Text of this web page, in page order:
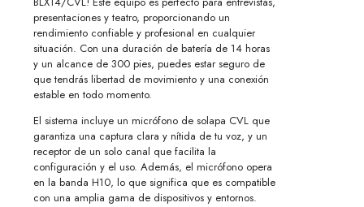
presentaciones y teatro, proporcionando un
rendimiento confiable y profesional en cualquier
situación. Con una duración de batería de 14 horas
y un alcance de 300 pies, puedes estar seguro de
que tendrás libertad de movimiento y una conexión
estable en todo momento.
El sistema incluye un micrófono de solapa CVL que
garantiza una captura clara y nítida de tu voz, y un
receptor de un solo canal que facilita la
configuración y el uso. Además, el micrófono opera
en la banda H10, lo que significa que es compatible
con una amplia gama de dispositivos y entornos.